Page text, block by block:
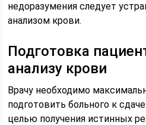
недоразумения следует
анализом крови.
Подготовка
анализу крови
Врачу необходимо
подготовить больного к
целью получения истинных